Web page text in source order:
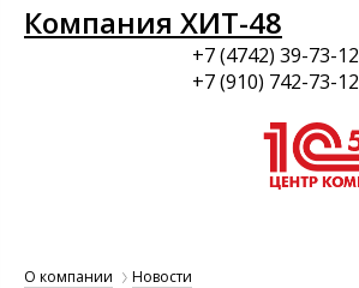
Компания ХИТ-48
+7 (4742) 39-73-12
+7 (910) 742-73-12
О компании Новости